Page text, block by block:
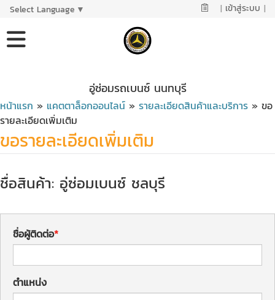
Select Language ▼ | เข้าสู่ระบบ |
อู่ซ่อมรถเบนซ์ นนทบุรี
หน้าแรก » แคตตาล็อกออนไลน์ » รายละเอียดสินค้าและบริการ » ขอ
รายละเอียดเพิ่มเติม
ขอรายละเอียดเพิ่มเติม
ชื่อสินค้า: อู่ซ่อมเบนซ์ ชลบุรี
ชื่อผู้ติดต่อ
ตำแหน่ง